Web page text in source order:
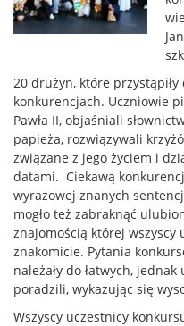
20 drużyn, które
konkurencjach. Uczniowie
Pawła II, objaśniali
papieża, rozwiązywali
związane z jego życiem i
datami. Ciekawą
wyrazowej znanych
mogło też zabraknąć
znajomością której wszyscy
znakomicie. Pytania
należały do łatwych,
poradzili, wykazując się
Wszyscy uczestnicy